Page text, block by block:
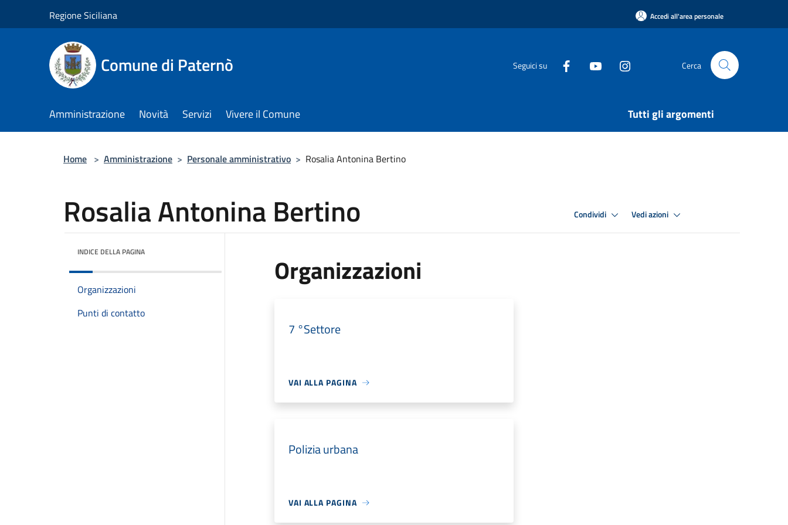
Regione Siciliana Accedi all'area personale
Comune di Paternò Seguici su Cerca
Amministrazione Novità Servizi Vivere il Comune Tutti gli argomenti
Home > Amministrazione > Personale amministrativo > Rosalia Antonina Bertino
Rosalia Antonina Bertino Condividi Vedi azioni
INDICE DELLA PAGINA
Organizzazioni
Punti di contatto
Organizzazioni
7 °Settore
VAI ALLA PAGINA
Polizia urbana
VAI ALLA PAGINA